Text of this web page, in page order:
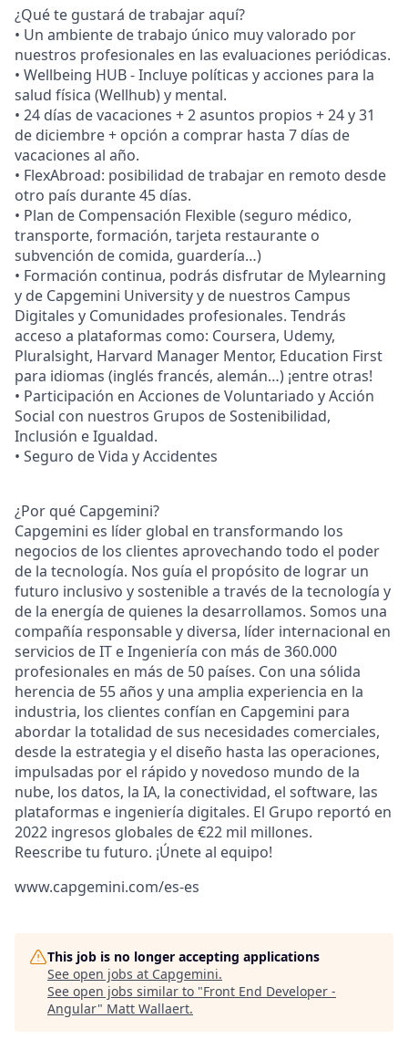
¿Qué te gustará de trabajar aquí?
• Un ambiente de trabajo único muy valorado por
nuestros profesionales en las evaluaciones periódicas.
• Wellbeing HUB - Incluye políticas y acciones para la
salud física (Wellhub) y mental.
• 24 días de vacaciones + 2 asuntos propios + 24 y 31
de diciembre + opción a comprar hasta 7 días de
vacaciones al año.
• FlexAbroad: posibilidad de trabajar en remoto desde
otro país durante 45 días.
• Plan de Compensación Flexible (seguro médico,
transporte, formación, tarjeta restaurante o
subvención de comida, guardería…)
• Formación continua, podrás disfrutar de Mylearning
y de Capgemini University y de nuestros Campus
Digitales y Comunidades profesionales. Tendrás
acceso a plataformas como: Coursera, Udemy,
Pluralsight, Harvard Manager Mentor, Education First
para idiomas (inglés francés, alemán…) ¡entre otras!
• Participación en Acciones de Voluntariado y Acción
Social con nuestros Grupos de Sostenibilidad,
Inclusión e Igualdad.
• Seguro de Vida y Accidentes
¿Por qué Capgemini?
Capgemini es líder global en transformando los
negocios de los clientes aprovechando todo el poder
de la tecnología. Nos guía el propósito de lograr un
futuro inclusivo y sostenible a través de la tecnología y
de la energía de quienes la desarrollamos. Somos una
compañía responsable y diversa, líder internacional en
servicios de IT e Ingeniería con más de 360.000
profesionales en más de 50 países. Con una sólida
herencia de 55 años y una amplia experiencia en la
industria, los clientes confían en Capgemini para
abordar la totalidad de sus necesidades comerciales,
desde la estrategia y el diseño hasta las operaciones,
impulsadas por el rápido y novedoso mundo de la
nube, los datos, la IA, la conectividad, el software, las
plataformas e ingeniería digitales. El Grupo reportó en
2022 ingresos globales de €22 mil millones.
Reescribe tu futuro. ¡Únete al equipo!
www.capgemini.com/es-es
This job is no longer accepting applications
See open jobs at Capgemini.
See open jobs similar to "Front End Developer -
Angular" Matt Wallaert.